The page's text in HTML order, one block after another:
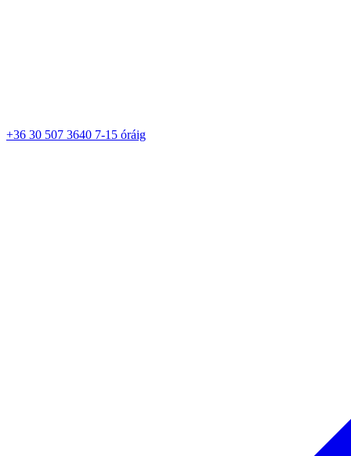
+36 30 507 3640 7-15 óráig